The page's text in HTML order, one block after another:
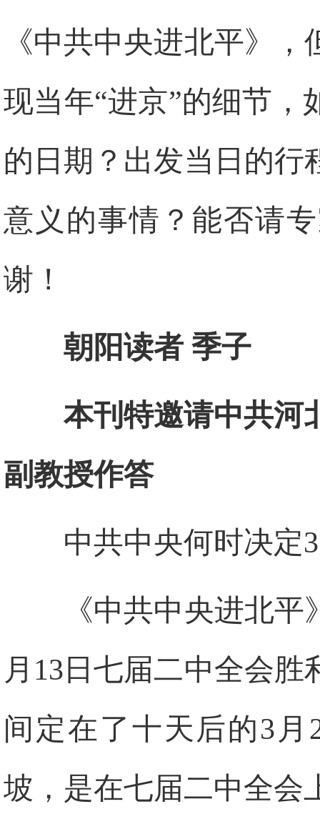
《中共中央进北平》
现当年“进京”的细节，
的日期？出发当日的行
意义的事情？能否请
谢！
朝阳读者 季子
本刊特邀请中共河
副教授作答
中共中央何时决定
《中共中央进北
月13日七届二中全会
间定在了十天后的3月
坡，是在七届二中全会